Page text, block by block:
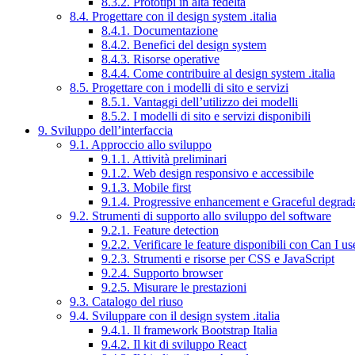
8.4. Progettare con il design system .italia
8.4.1. Documentazione
8.4.2. Benefici del design system
8.4.3. Risorse operative
8.4.4. Come contribuire al design system .italia
8.5. Progettare con i modelli di sito e servizi
8.5.1. Vantaggi dell’utilizzo dei modelli
8.5.2. I modelli di sito e servizi disponibili
9. Sviluppo dell’interfaccia
9.1. Approccio allo sviluppo
9.1.1. Attività preliminari
9.1.2. Web design responsivo e accessibile
9.1.3. Mobile first
9.1.4. Progressive enhancement e Graceful
9.2. Strumenti di supporto allo sviluppo del software
9.2.1. Feature detection
9.2.2. Verificare le feature disponibili con Can I
9.2.3. Strumenti e risorse per CSS e JavaScript
9.2.4. Supporto browser
9.2.5. Misurare le prestazioni
9.3. Catalogo del riuso
9.4. Sviluppare con il design system .italia
9.4.1. Il framework Bootstrap Italia
9.4.2. Il kit di sviluppo React